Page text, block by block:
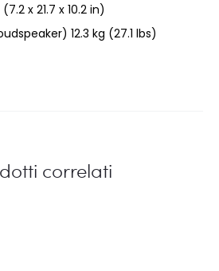
x 21.7 x 10.2 in)
12.3 kg (27.1 lbs)
correlati